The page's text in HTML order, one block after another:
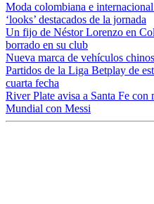
Moda colombiana e
‘looks’ destacados de la jornada
Un fijo de Néstor Lorenzo en
borrado en su club
Nueva marca de vehículos
Partidos de la Liga Betplay de
cuarta fecha
River Plate avisa a Santa Fe
Mundial con Messi